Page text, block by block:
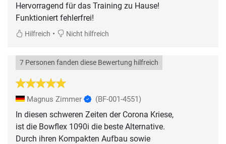
Hervorragend für das Training zu Hause!
Funktioniert fehlerfrei!
Hilfreich • Nicht hilfreich
7 Personen fanden diese Bewertung hilfreich
Magnus Zimmer (BF-001-4551)
In diesen schweren Zeiten der Corona Kriese,
ist die Bowflex 1090i die beste Alternative.
Durch ihren Kompakten Aufbau sowie